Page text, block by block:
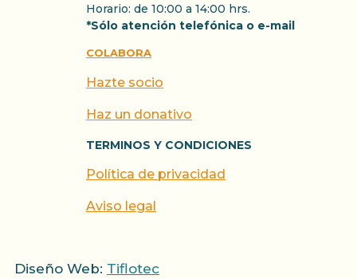
Horario: de 10:00 a 14:00 hrs.
*Sólo atención telefónica o e-mail
COLABORA
Hazte socio
Haz un donativo
TERMINOS Y CONDICIONES
Política de privacidad
Aviso legal
Diseño Web: Tiflotec